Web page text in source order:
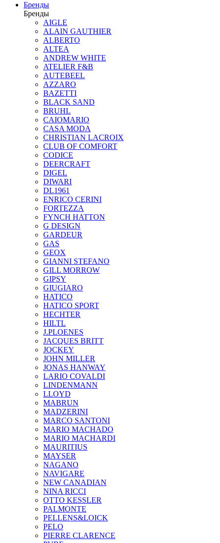
Бренды
Бренды
AIGLE
ALAIN GAUTHIER
ALBERTO
ALTEA
ANDREW WHITE
ATELIER F&B
AUTEBEEL
AZZARO
BAZETTI
BLACK SAND
BRUHL
CAIOMARIO
CASA MODA
CHRISTIAN LACROIX
CLUB OF COMFORT
CODICE
DEERCRAFT
DIGEL
DIWARI
DL1961
ENRICO CERINI
FORTEZZA
FYNCH HATTON
G DESIGN
GARDEUR
GAS
GEOX
GIANNI STEFANO
GILL MORROW
GIPSY
GIUGIARO
HATICO
HATICO SPORT
HECHTER
HILTL
J.PLOENES
JAСQUES BRITT
JOCKEY
JOHN MILLER
JONAS HANWAY
LARIO COVALDI
LINDENMANN
LLOYD
MABRUN
MADZERINI
MARCO SANTONI
MARIO MACHADO
MARIO MACHARDI
MAURITIUS
MAYSER
NAGANO
NAVIGARE
NEW CANADIAN
NINA RICCI
OTTO KESSLER
PALMONTE
PELLENS&LOICK
PELO
PIERRE CLARENCE